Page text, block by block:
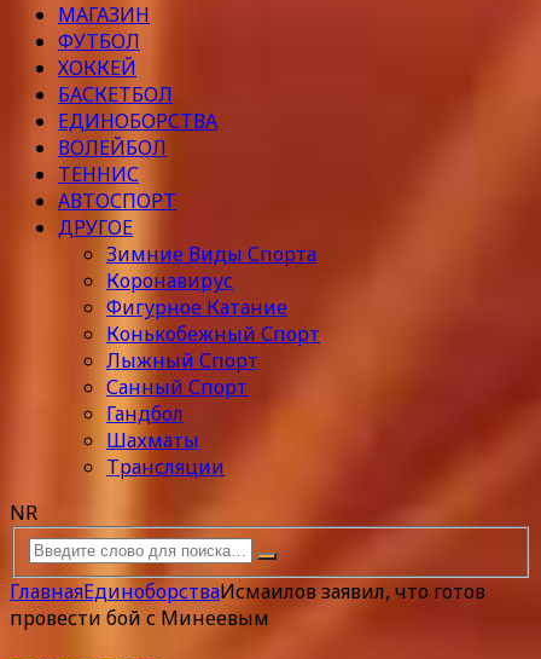
МАГАЗИН
ФУТБОЛ
ХОККЕЙ
БАСКЕТБОЛ
ЕДИНОБОРСТВА
ВОЛЕЙБОЛ
ТЕННИС
АВТОСПОРТ
ДРУГОЕ
Зимние Виды Спорта
Коронавирус
Фигурное Катание
Конькобежный Спорт
Лыжный Спорт
Санный Спорт
Гандбол
Шахматы
Трансляции
NR
ГлавнаяЕдиноборстваИсмаилов заявил, что готов
провести бой с Минеевым